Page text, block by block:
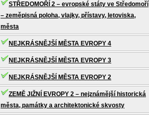
STŘEDOMOŘÍ 2 – evropské státy ve Středomoří
– zeměpisná poloha, vlajky, přístavy, letoviska,
města
NEJKRÁSNĚJŠÍ MĚSTA EVROPY 4
NEJKRÁSNĚJŠÍ MĚSTA EVROPY 3
NEJKRÁSNĚJŠÍ MĚSTA EVROPY 2
ZEMĚ JIŽNÍ EVROPY 2 – nejznámější historická
města, památky a architektonické skvosty